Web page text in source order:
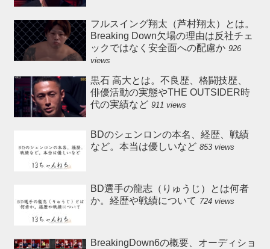
フルスイング翔太（芦村翔太）とは。
Breaking Down欠場の理由は反社チェ
ックではなく安全面への配慮か 926
views
黒石 高大とは。不良歴、格闘技歴、
俳優活動の実態やTHE OUTSIDER時
代の実績など 911 views
BDのシェンロンの本名、経歴、戦績
など。本当は優しいなど 853 views
BD選手の龍志（りゅうじ）とは何者
か。経歴や戦績について 724 views
BreakingDown6の概要、オーディショ